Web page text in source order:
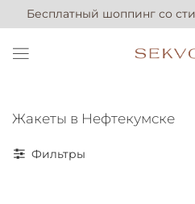
Бесплатный шоппинг со
Жакеты в Нефтекумске
Фильтры